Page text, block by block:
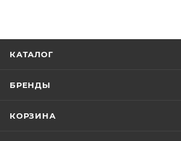
КАТАЛОГ
БРЕНДЫ
КОРЗИНА